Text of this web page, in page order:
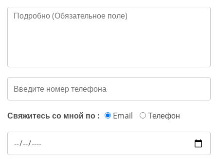
Свяжитесь со мной по : Email Телефон